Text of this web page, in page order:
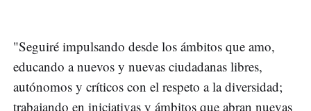
"Seguiré impulsando desde los ámbitos que amo,
educando a nuevos y nuevas ciudadanas libres,
autónomos y críticos con el respeto a la diversidad;
trabajando en iniciativas y ámbitos que abran nuevas